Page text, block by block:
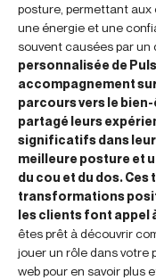
posture, permettant aux
une énergie et une
souvent causées par un
personnalisée de
accompagnement
parcours vers le
partagé leurs
significatifs dans
meilleure posture et
du cou et du dos.
transformations
les clients font appel
êtes prêt à découvrir
jouer un rôle dans votre
web pour en savoir plus